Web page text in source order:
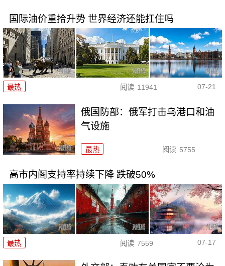
国际油价重拾升势 世界经济还能扛住吗
最热 阅读 11941 07-21
俄国防部：俄军打击乌港口和油
气设施
最热 阅读 5755
高市内阁支持率持续下降 跌破50%
最热 阅读 7559 07-17